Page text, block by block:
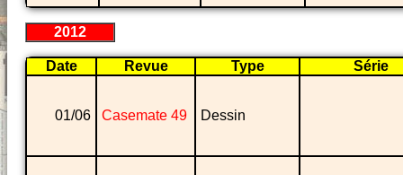
2012
Date Revue Type Série
01/06 Casemate 49 Dessin